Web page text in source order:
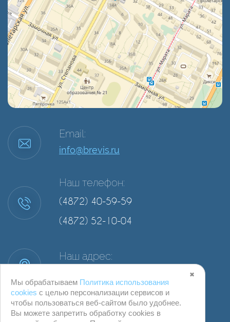
Email:
info@brevis.ru
Наш телефон:
(4872) 40-59-59
(4872) 52-10-04
Наш адрес:
✖
Мы обрабатываем Политика использования
cookies с целью персонализации сервисов и
чтобы пользоваться веб-сайтом было удобнее.
Вы можете запретить обработку сookies в